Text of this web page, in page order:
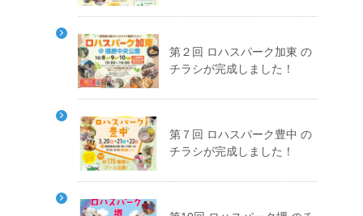
第２回 ロハスパーク加東 の
チラシが完成しました！
第７回 ロハスパーク豊中 の
チラシが完成しました！